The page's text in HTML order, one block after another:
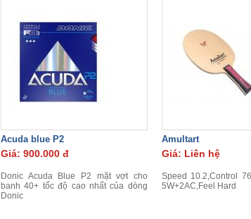
Acuda blue P2
Giá: 900.000 đ
Donic Acuda Blue P2 mặt vợt cho
banh 40+ tốc độ cao nhất của dòng
Donic
Amultart
Giá: Liên hệ
Speed 10.2,Control
5W+2AC,Feel Hard